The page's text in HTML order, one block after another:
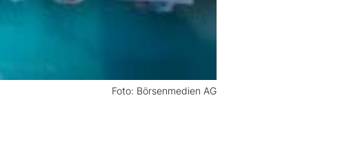
Foto: Börsenmedien AG